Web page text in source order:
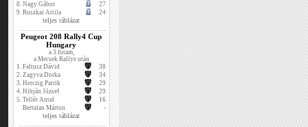
8. Nagy Gábor
27
9. Ruszkai Attila 24
teljes táblázat
Peugeot 208 Rally4 Cup
Hungary
a 3.futam,
a Mecsek Rallye után
1. Faltusz Dávid
38
2. Zagyva Dorka
34
3. Herczig Patrik
29
4. Hibján József
29
5. Tellér Antal
16
Bertalan Márton
-
teljes táblázat